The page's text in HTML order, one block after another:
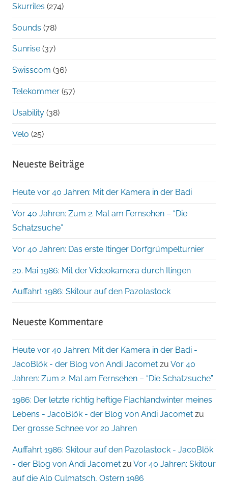
Skurriles (274)
Sounds (78)
Sunrise (37)
Swisscom (36)
Telekommer (57)
Usability (38)
Velo (25)
Neueste Beiträge
Heute vor 40 Jahren: Mit der Kamera in der Badi
Vor 40 Jahren: Zum 2. Mal am Fernsehen – “Die
Schatzsuche”
Vor 40 Jahren: Das erste Itinger Dorfgrümpelturnier
20. Mai 1986: Mit der Videokamera durch Itingen
Auffahrt 1986: Skitour auf den Pazolastock
Neueste Kommentare
Heute vor 40 Jahren: Mit der Kamera in der Badi -
JacoBlök - der Blog von Andi Jacomet zu Vor 40
Jahren: Zum 2. Mal am Fernsehen – “Die Schatzsuche”
1986: Der letzte richtig heftige Flachlandwinter meines
Lebens - JacoBlök - der Blog von Andi Jacomet zu
Der grosse Schnee vor 20 Jahren
Auffahrt 1986: Skitour auf den Pazolastock - JacoBlök
- der Blog von Andi Jacomet zu Vor 40 Jahren: Skitour
auf die Alp Culmatsch, Ostern 1986